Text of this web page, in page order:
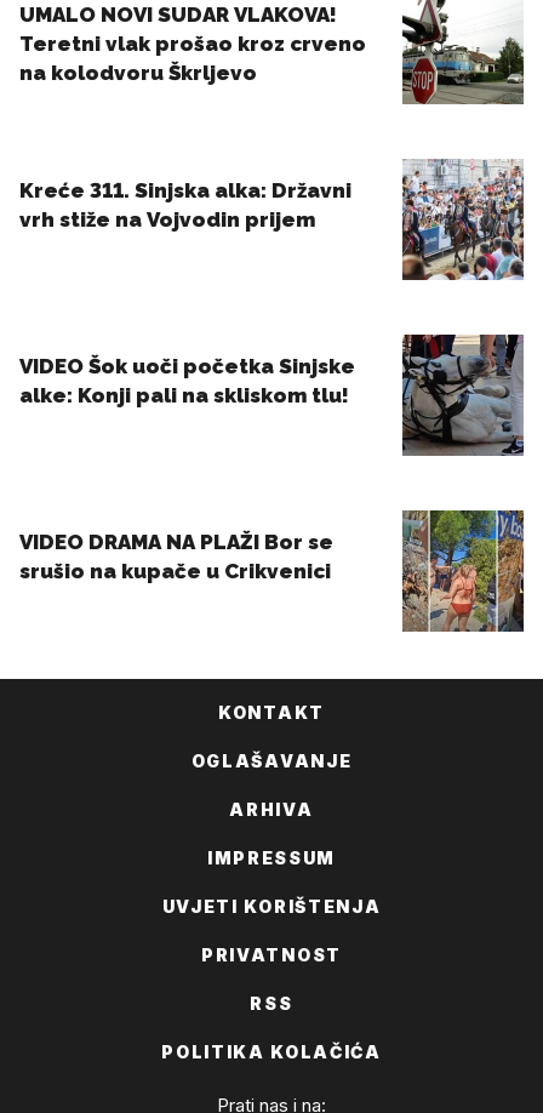
KONTAKT
OGLAŠAVANJE
ARHIVA
IMPRESSUM
UVJETI KORIŠTENJA
PRIVATNOST
RSS
POLITIKA KOLAČIĆA
Prati nas i na: